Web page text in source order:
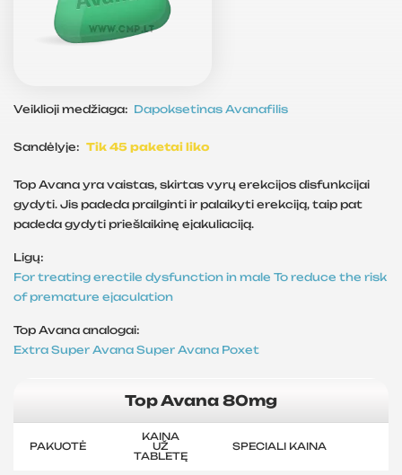
Veiklioji medžiaga: Dapoksetinas Avanafilis
Sandėlyje: Tik 45 paketai liko
Top Avana yra vaistas, skirtas vyrų erekcijos disfunkcijai
gydyti. Jis padeda prailginti ir palaikyti erekciją, taip pat
padeda gydyti priešlaikinę ejakuliaciją.
Ligų:
For treating erectile dysfunction in male To reduce the risk
of premature ejaculation
Top Avana analogai:
Extra Super Avana Super Avana Poxet
Top Avana 80mg
PAKUOTĖ
KAINA
UŽ
TABLETĘ
SPECIALI KAINA